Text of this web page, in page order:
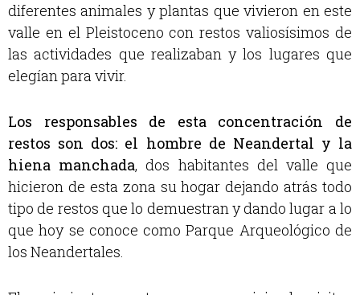
diferentes animales y plantas que vivieron en este
valle en el Pleistoceno con restos valiosísimos de
las actividades que realizaban y los lugares que
elegían para vivir.
Los responsables de esta concentración de
restos son dos: el hombre de Neandertal y la
hiena manchada, dos habitantes del valle que
hicieron de esta zona su hogar dejando atrás todo
tipo de restos que lo demuestran y dando lugar a lo
que hoy se conoce como Parque Arqueológico de
los Neandertales.